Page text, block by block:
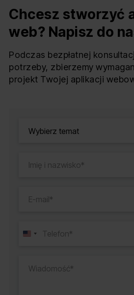
Chcesz stworzyć
web? Napisz do
Podczas bezpłatnej
potrzeby, zbierzemy
projekt Twojej aplikacji